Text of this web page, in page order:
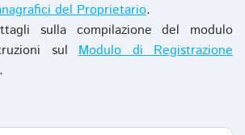
del Proprietario.
sulla compilazione del modulo
sul Modulo di Registrazione
.